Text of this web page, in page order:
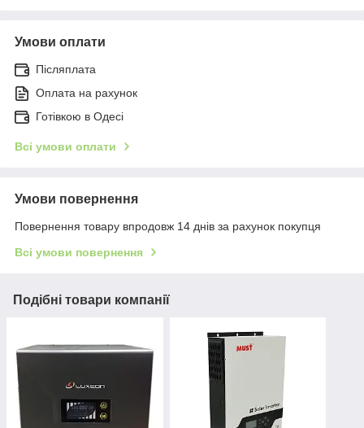
Умови оплати
Післяплата
Оплата на рахунок
Готівкою в Одесі
Всі умови оплати
Умови повернення
Повернення товару впродовж 14 днів за рахунок покупця
Всі умови повернення
Подібні товари компанії